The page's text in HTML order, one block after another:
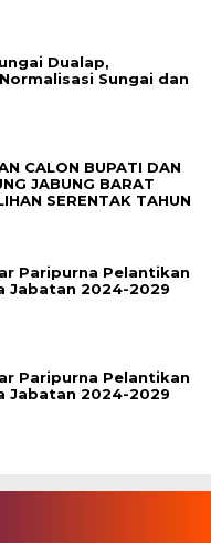
Dualap,
Sungai dan
CALON BUPATI DAN
JABUNG BARAT
SERENTAK TAHUN
Paripurna Pelantikan
Jabatan 2024-2029
Paripurna Pelantikan
Jabatan 2024-2029